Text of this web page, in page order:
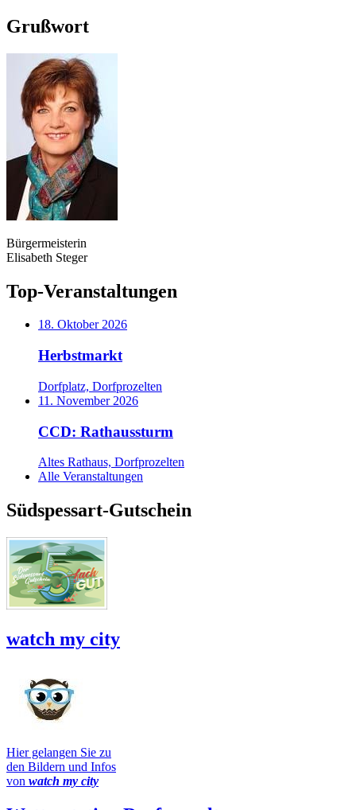
Grußwort
Bürgermeisterin
Elisabeth Steger
Top-Veranstaltungen
18. Oktober 2026
Herbstmarkt
Dorfplatz, Dorfprozelten
11. November 2026
CCD: Rathaussturm
Altes Rathaus, Dorfprozelten
Alle Veranstaltungen
Südspessart-Gutschein
watch my city
Hier gelangen Sie zu
den Bildern und Infos
von watch my city